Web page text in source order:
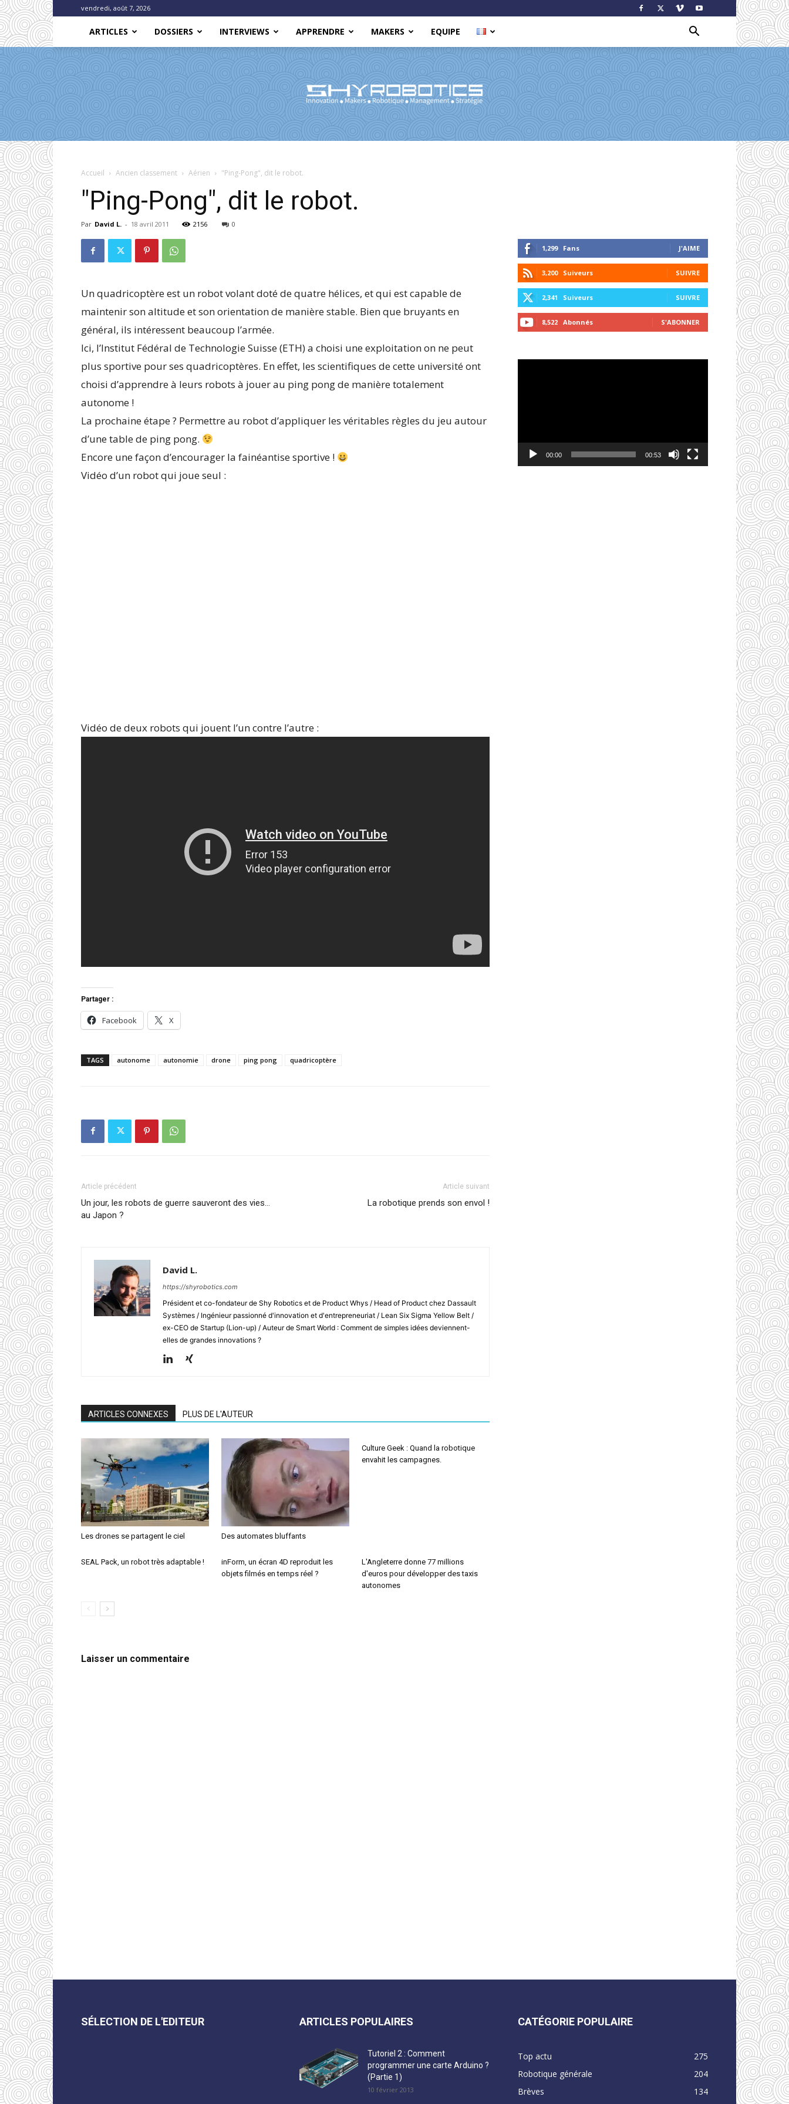
vendredi, août 7, 2026
ARTICLES DOSSIERS INTERVIEWS APPRENDRE MAKERS EQUIPE
Accueil Ancien classement Aérien "Ping-Pong", dit le robot.
"Ping-Pong", dit le robot.
Par David L. - 18 avril 2011 2156 0
Un quadricoptère est un robot volant doté de quatre hélices, et qui est capable de
maintenir son altitude et son orientation de manière stable. Bien que bruyants en
général, ils intéressent beaucoup l’armée.
Ici, l’Institut Fédéral de Technologie Suisse (ETH) a choisi une exploitation on ne peut
plus sportive pour ses quadricoptères. En effet, les scientifiques de cette université ont
choisi d’apprendre à leurs robots à jouer au ping pong de manière totalement
autonome !
La prochaine étape ? Permettre au robot d’appliquer les véritables règles du jeu autour
d’une table de ping pong.
Encore une façon d’encourager la fainéantise sportive !
Vidéo d’un robot qui joue seul :
Vidéo de deux robots qui jouent l’un contre l’autre :
Partager :
Facebook X
TAGS autonome autonomie drone ping pong quadricoptère
Article précédent
Un jour, les robots de guerre sauveront des vies…
au Japon ?
Article suivant
La robotique prends son envol !
David L.
https://shyrobotics.com
Président et co-fondateur de Shy Robotics et de Product Whys / Head of Product chez Dassault
Systèmes / Ingénieur passionné d'innovation et d'entrepreneuriat / Lean Six Sigma Yellow Belt /
ex-CEO de Startup (Lion-up) / Auteur de Smart World : Comment de simples idées deviennent-
elles de grandes innovations ?
ARTICLES CONNEXES PLUS DE L'AUTEUR
Les drones se partagent le ciel Des automates bluffants
Culture Geek : Quand la robotique
envahit les campagnes.
SEAL Pack, un robot très adaptable !
inForm, un écran 4D reproduit les
objets filmés en temps réel ?
L'Angleterre donne 77 millions
d'euros pour développer des taxis
autonomes
Laisser un commentaire
1,299 Fans J'AIME
3,200 Suiveurs SUIVRE
2,341 Suiveurs SUIVRE
8,522 Abonnés S'ABONNER
00:00 00:53
SÉLECTION DE L'EDITEUR ARTICLES POPULAIRES
Tutoriel 2 : Comment
programmer une carte Arduino ?
(Partie 1)
10 février 2013
CATÉGORIE POPULAIRE
Top actu
275
Robotique générale
204
Brèves
134